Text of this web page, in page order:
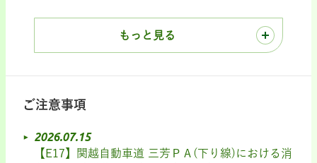
もっと見る
ご注意事項
2026.07.15
【E17】関越自動車道 三芳ＰＡ(下り線)における消